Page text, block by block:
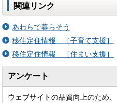
関連リンク
あわらで暮らそう
移住定住情報 ［子育て支援］
移住定住情報 ［住まい支援］
アンケート
ウェブサイトの品質向上のため